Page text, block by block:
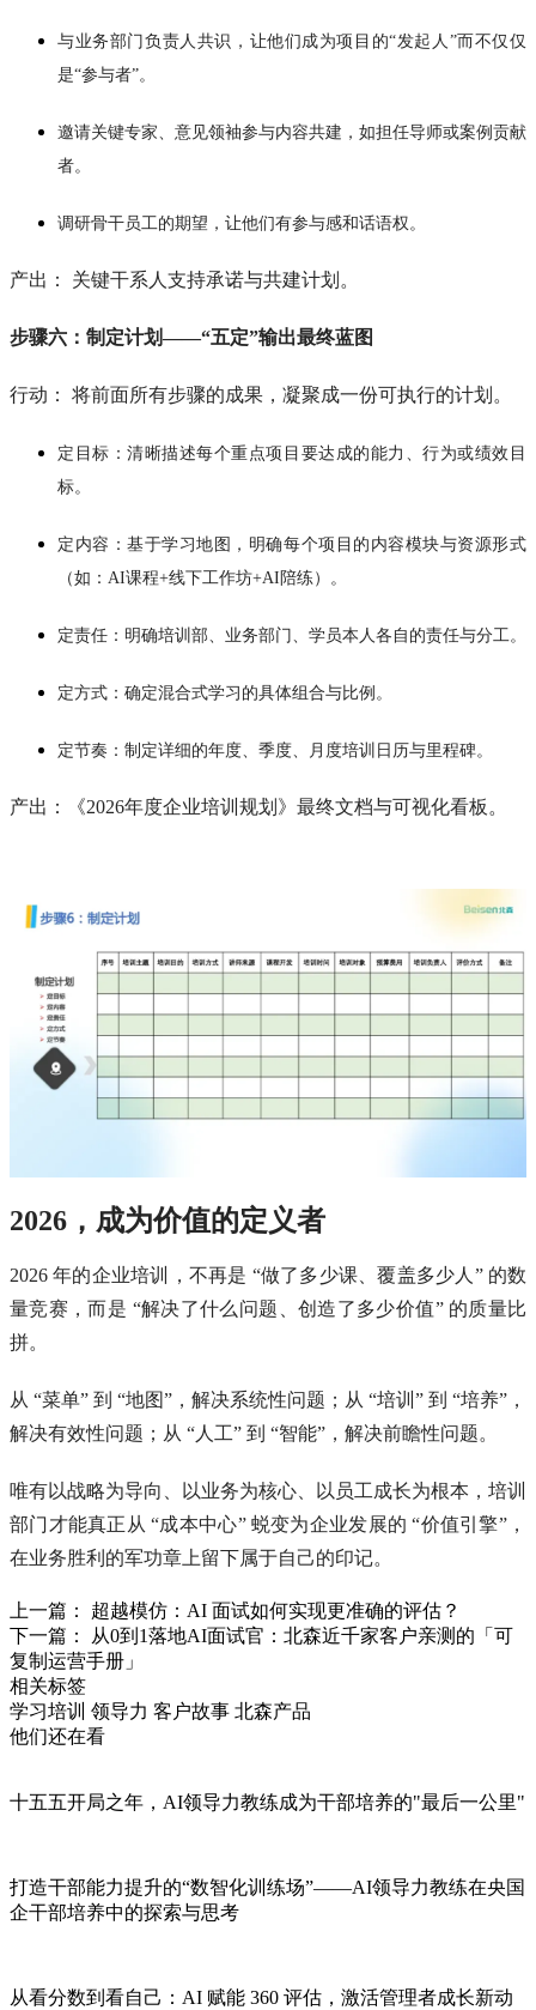
与业务部门负责人共识，让他们成为项目的“发起人”而不仅仅
是“参与者”。
邀请关键专家、意见领袖参与内容共建，如担任导师或案例贡献
者。
调研骨干员工的期望，让他们有参与感和话语权。
产出： 关键干系人支持承诺与共建计划。
步骤六：制定计划——“五定”输出最终蓝图
行动： 将前面所有步骤的成果，凝聚成一份可执行的计划。
定目标：清晰描述每个重点项目要达成的能力、行为或绩效目
标。
定内容：基于学习地图，明确每个项目的内容模块与资源形式
（如：AI课程+线下工作坊+AI陪练）。
定责任：明确培训部、业务部门、学员本人各自的责任与分工。
定方式：确定混合式学习的具体组合与比例。
定节奏：制定详细的年度、季度、月度培训日历与里程碑。
产出：《2026年度企业培训规划》最终文档与可视化看板。
2026，成为价值的定义者
2026 年的企业培训，不再是 “做了多少课、覆盖多少人” 的数
量竞赛，而是 “解决了什么问题、创造了多少价值” 的质量比
拼。
从 “菜单” 到 “地图”，解决系统性问题；从 “培训” 到 “培养”，
解决有效性问题；从 “人工” 到 “智能”，解决前瞻性问题。
唯有以战略为导向、以业务为核心、以员工成长为根本，培训
部门才能真正从 “成本中心” 蜕变为企业发展的 “价值引擎”，
在业务胜利的军功章上留下属于自己的印记。
上一篇： 超越模仿：AI 面试如何实现更准确的评估？
下一篇： 从0到1落地AI面试官：北森近千家客户亲测的「可
复制运营手册」
相关标签
学习培训 领导力 客户故事 北森产品
他们还在看
十五五开局之年，AI领导力教练成为干部培养的"最后一公里"
打造干部能力提升的“数智化训练场”——AI领导力教练在央国
企干部培养中的探索与思考
从看分数到看自己：AI 赋能 360 评估，激活管理者成长新动